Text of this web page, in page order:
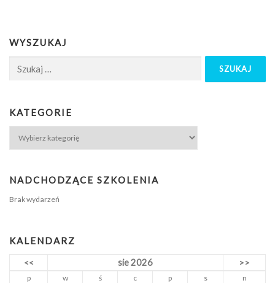
WYSZUKAJ
KATEGORIE
NADCHODZĄCE SZKOLENIA
Brak wydarzeń
KALENDARZ
<< sie 2026 >>
p w ś c p s
n